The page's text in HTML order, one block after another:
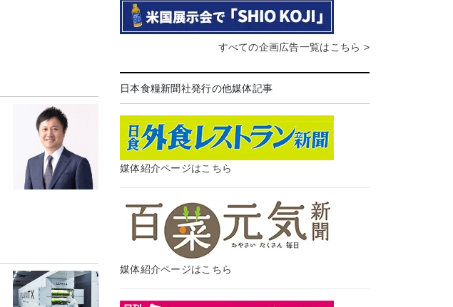
すべての企画広告一覧はこちら >
日本食糧新聞社発行の他媒体記事
媒体紹介ページはこちら
媒体紹介ページはこちら